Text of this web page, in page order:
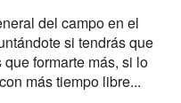
del campo en el
si tendrás que
formarte más, si lo
más tiempo libre...